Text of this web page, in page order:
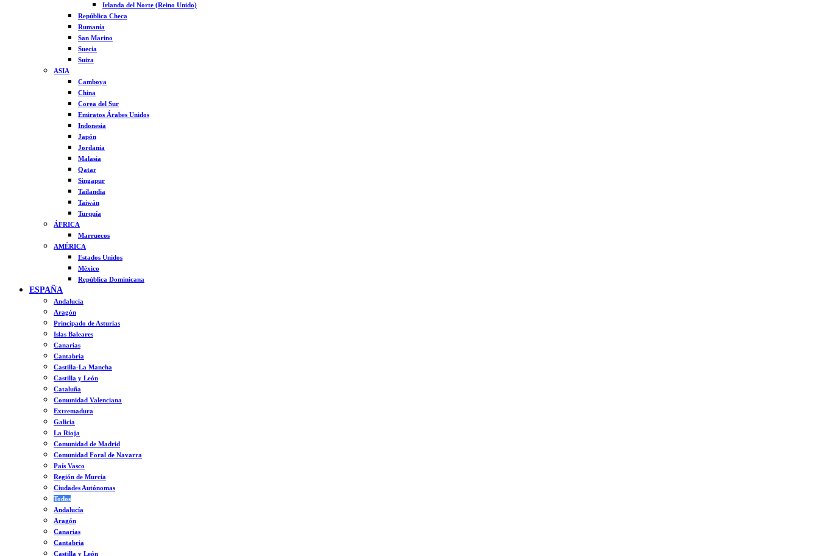
Irlanda del Norte (Reino Unido)
República Checa
Rumanía
San Marino
Suecia
Suiza
ASIA
Camboya
China
Corea del Sur
Emiratos Árabes Unidos
Indonesia
Japón
Jordania
Malasia
Qatar
Singapur
Tailandia
Taiwán
Turquía
ÁFRICA
Marruecos
AMÉRICA
Estados Unidos
México
República Dominicana
ESPAÑA
Andalucía
Aragón
Principado de Asturias
Islas Baleares
Canarias
Cantabria
Castilla-La Mancha
Castilla y León
Cataluña
Comunidad Valenciana
Extremadura
Galicia
La Rioja
Comunidad de Madrid
Comunidad Foral de Navarra
País Vasco
Región de Murcia
Ciudades Autónomas
Todos
Andalucía
Aragón
Canarias
Cantabria
Castilla y León